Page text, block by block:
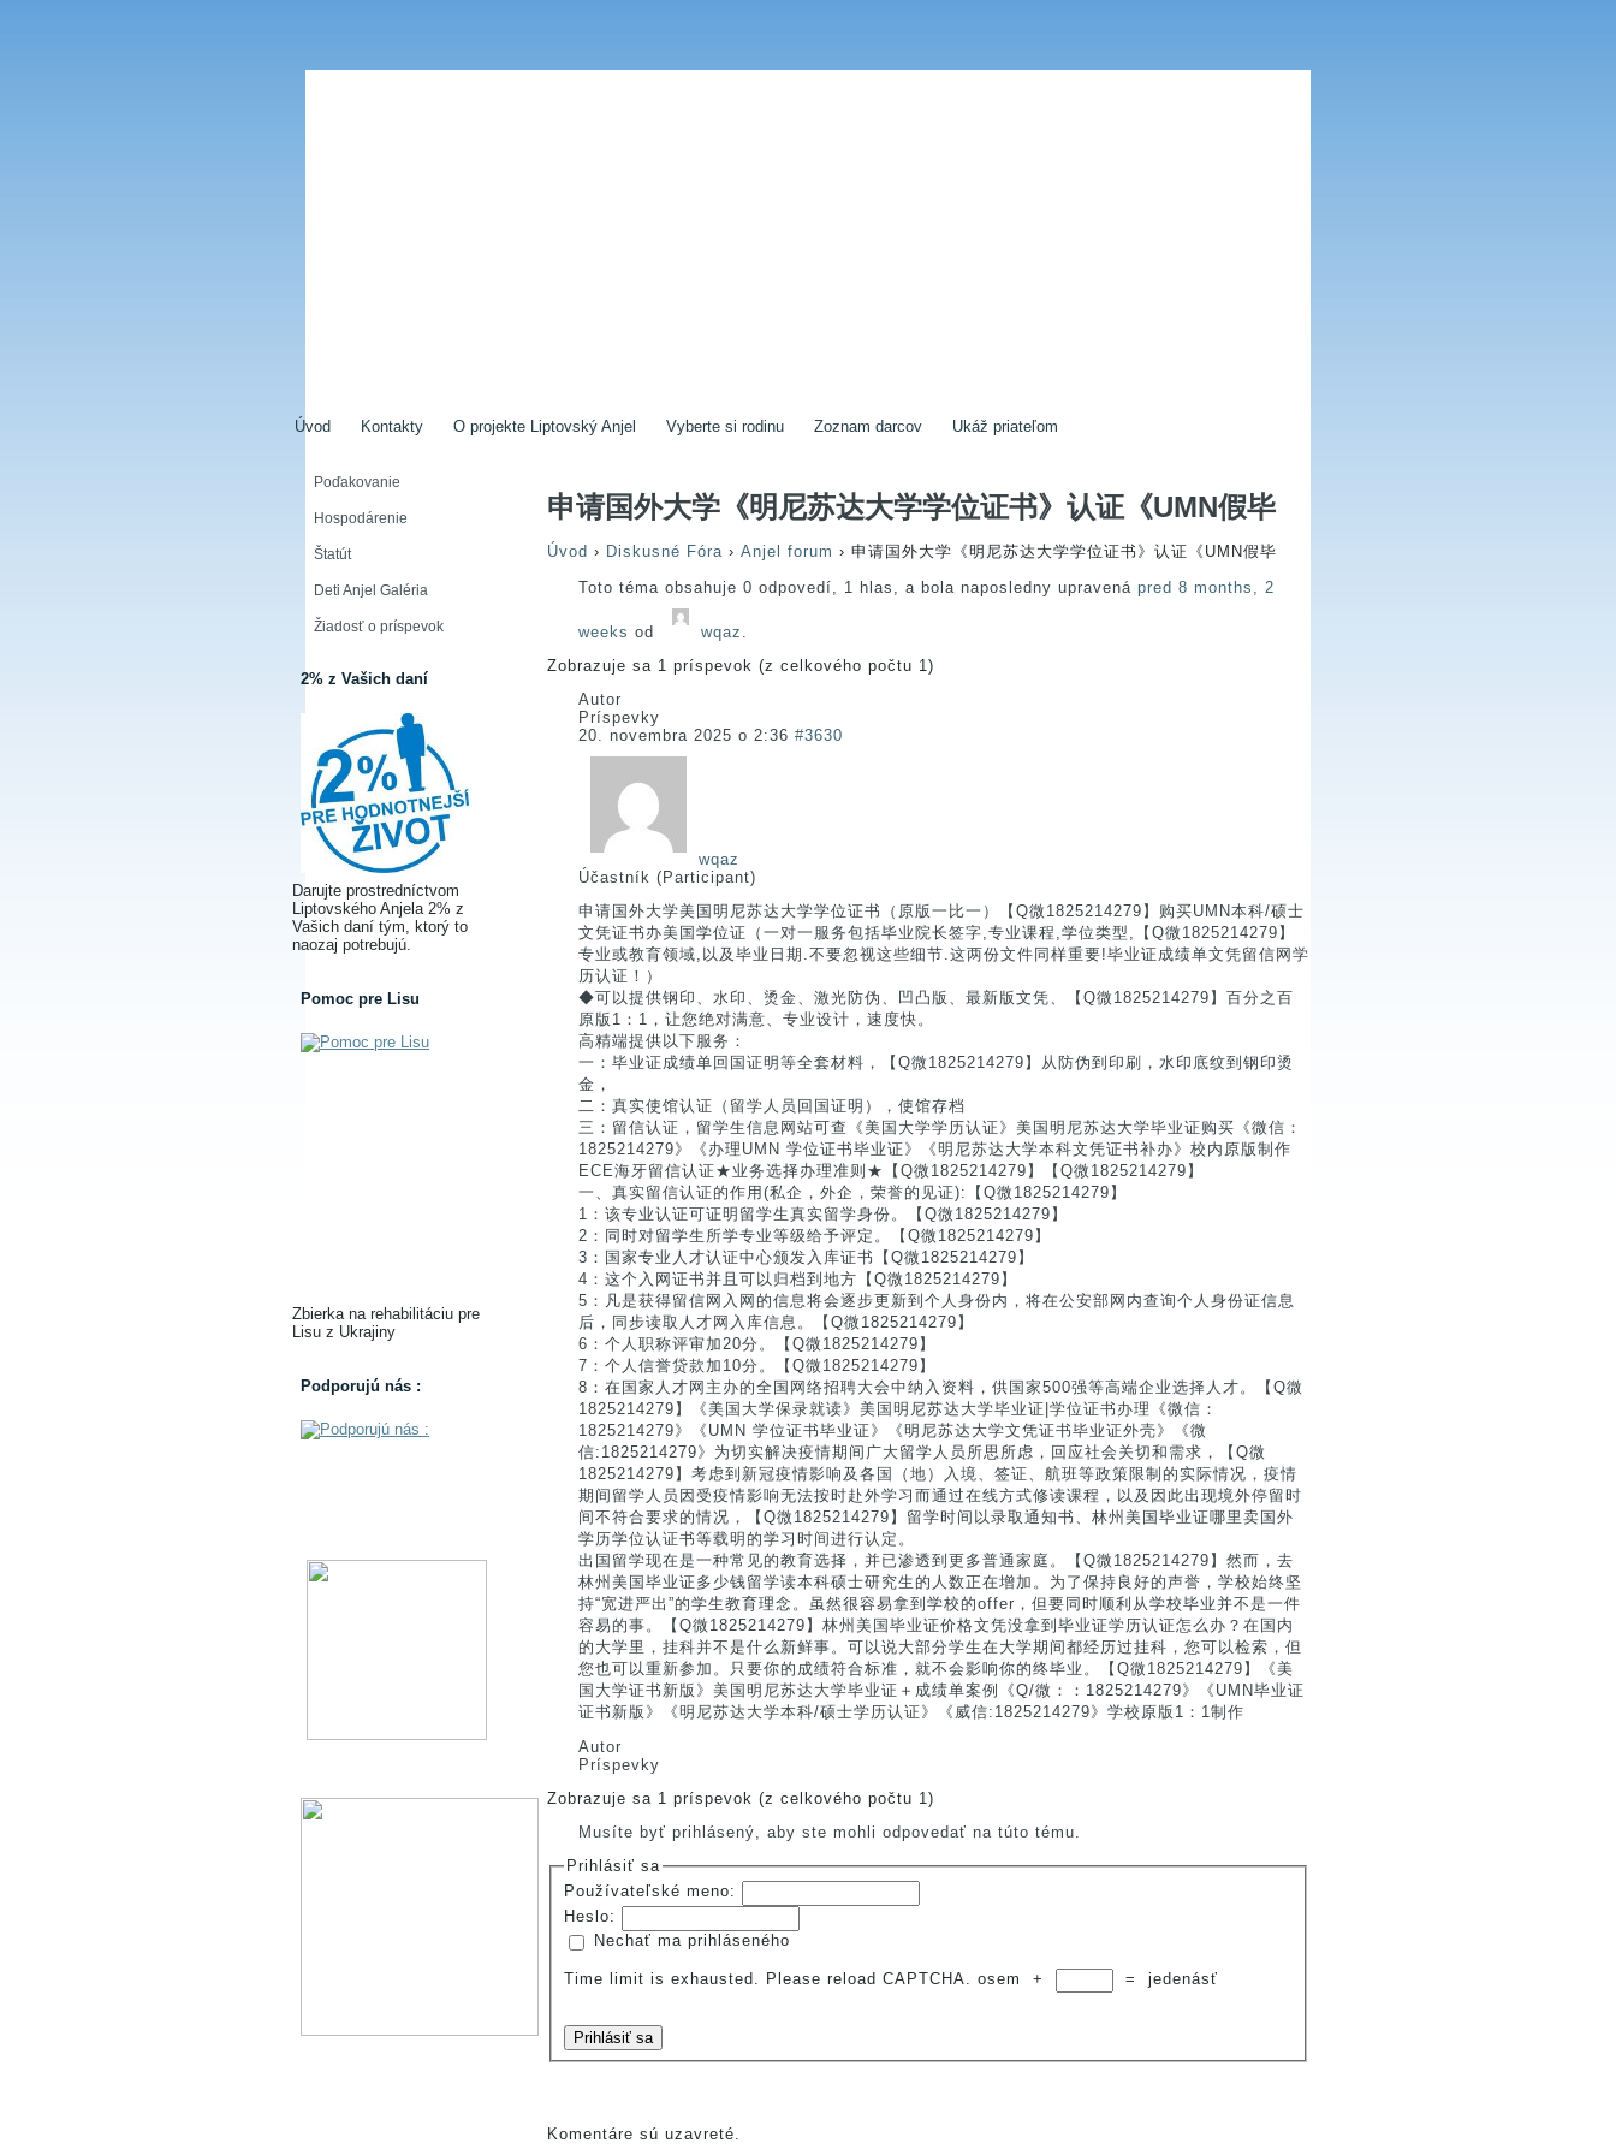
Úvod Kontakty O projekte Liptovský Anjel Vyberte si rodinu Zoznam darcov Ukáž priateľom
Poďakovanie
Hospodárenie
Štatút
Deti Anjel Galéria
Žiadosť o príspevok
2% z Vašich daní
Darujte prostredníctvom
Liptovského Anjela 2% z
Vašich daní tým, ktorý to
naozaj potrebujú.
Pomoc pre Lisu
Zbierka na rehabilitáciu pre
Lisu z Ukrajiny
Podporujú nás :
申请国外大学《明尼苏达大学学位证书》认证《UMN假毕
Úvod › Diskusné Fóra › Anjel forum › 申请国外大学《明尼苏达大学学位证书》认证《UMN假毕
Toto téma obsahuje 0 odpovedí, 1 hlas, a bola naposledny upravená pred 8 months, 2
weeks od wqaz .
Zobrazuje sa 1 príspevok (z celkového počtu 1)
Autor
Príspevky
20. novembra 2025 o 2:36 #3630
wqaz
Účastník (Participant)
申请国外大学美国明尼苏达大学学位证书（原版一比一）【Q微1825214279】购买UMN本科/硕士
文凭证书办美国学位证（一对一服务包括毕业院长签字,专业课程,学位类型,【Q微1825214279】
专业或教育领域,以及毕业日期.不要忽视这些细节.这两份文件同样重要!毕业证成绩单文凭留信网学
历认证！）
◆可以提供钢印、水印、烫金、激光防伪、凹凸版、最新版文凭、【Q微1825214279】百分之百
原版1：1，让您绝对满意、专业设计，速度快。
高精端提供以下服务：
一：毕业证成绩单回国证明等全套材料，【Q微1825214279】从防伪到印刷，水印底纹到钢印烫
金，
二：真实使馆认证（留学人员回国证明），使馆存档
三：留信认证，留学生信息网站可查《美国大学学历认证》美国明尼苏达大学毕业证购买《微信：
1825214279》《办理UMN 学位证书毕业证》《明尼苏达大学本科文凭证书补办》校内原版制作
ECE海牙留信认证★业务选择办理准则★【Q微1825214279】【Q微1825214279】
一、真实留信认证的作用(私企，外企，荣誉的见证):【Q微1825214279】
1：该专业认证可证明留学生真实留学身份。【Q微1825214279】
2：同时对留学生所学专业等级给予评定。【Q微1825214279】
3：国家专业人才认证中心颁发入库证书【Q微1825214279】
4：这个入网证书并且可以归档到地方【Q微1825214279】
5：凡是获得留信网入网的信息将会逐步更新到个人身份内，将在公安部网内查询个人身份证信息
后，同步读取人才网入库信息。【Q微1825214279】
6：个人职称评审加20分。【Q微1825214279】
7：个人信誉贷款加10分。【Q微1825214279】
8：在国家人才网主办的全国网络招聘大会中纳入资料，供国家500强等高端企业选择人才。【Q微
1825214279】《美国大学保录就读》美国明尼苏达大学毕业证|学位证书办理《微信：
1825214279》《UMN 学位证书毕业证》《明尼苏达大学文凭证书毕业证外壳》《微
信:1825214279》为切实解决疫情期间广大留学人员所思所虑，回应社会关切和需求，【Q微
1825214279】考虑到新冠疫情影响及各国（地）入境、签证、航班等政策限制的实际情况，疫情
期间留学人员因受疫情影响无法按时赴外学习而通过在线方式修读课程，以及因此出现境外停留时
间不符合要求的情况，【Q微1825214279】留学时间以录取通知书、林州美国毕业证哪里卖国外
学历学位认证书等载明的学习时间进行认定。
出国留学现在是一种常见的教育选择，并已渗透到更多普通家庭。【Q微1825214279】然而，去
林州美国毕业证多少钱留学读本科硕士研究生的人数正在增加。为了保持良好的声誉，学校始终坚
持“宽进严出”的学生教育理念。虽然很容易拿到学校的offer，但要同时顺利从学校毕业并不是一件
容易的事。【Q微1825214279】林州美国毕业证价格文凭没拿到毕业证学历认证怎么办？在国内
的大学里，挂科并不是什么新鲜事。可以说大部分学生在大学期间都经历过挂科，您可以检索，但
您也可以重新参加。只要你的成绩符合标准，就不会影响你的终毕业。【Q微1825214279】《美
国大学证书新版》美国明尼苏达大学毕业证＋成绩单案例《Q/微：：1825214279》《UMN毕业证
证书新版》《明尼苏达大学本科/硕士学历认证》《威信:1825214279》学校原版1：1制作
Autor
Príspevky
Zobrazuje sa 1 príspevok (z celkového počtu 1)
Musíte byť prihlásený, aby ste mohli odpovedať na túto tému.
Prihlásiť sa
Používateľské meno:
Heslo:
Nechať ma prihláseného
Time limit is exhausted. Please reload CAPTCHA. osem + = jedenásť
Prihlásiť sa
Komentáre sú uzavreté.